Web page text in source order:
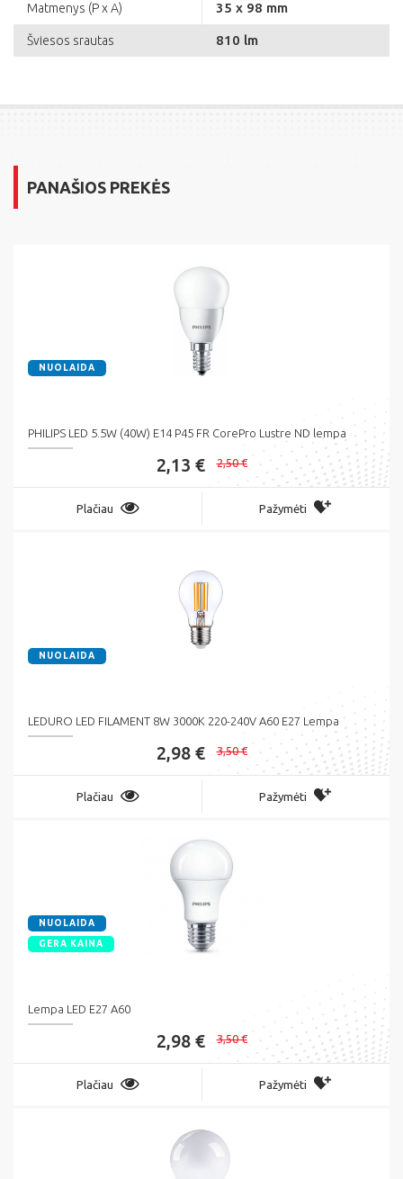
Matmenys (P x A) 35 x 98 mm
Šviesos srautas 810 lm
PANAŠIOS PREKĖS
NUOLAIDA
PHILIPS LED 5.5W (40W) E14 P45 FR CorePro Lustre ND lempa
2,13 € 2,50 €
Plačiau Pažymėti
NUOLAIDA
LEDURO LED FILAMENT 8W 3000K 220-240V A60 E27 Lempa
2,98 € 3,50 €
Plačiau Pažymėti
NUOLAIDA
GERA KAINA
Lempa LED E27 A60
2,98 € 3,50 €
Plačiau Pažymėti